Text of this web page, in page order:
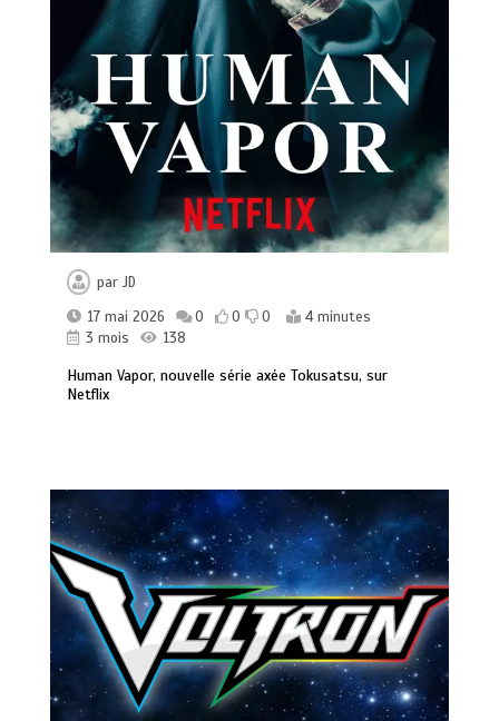
parJD
17 mai 2026
0 0 0
4 minutes
3 mois
138
Human Vapor, nouvelle série axée Tokusatsu, sur
Netflix